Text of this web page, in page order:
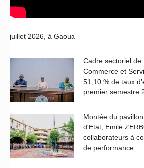
juillet 2026, à Gaoua
Cadre sectoriel de
Commerce et
51,10 % de taux
premier semestre
Montée du
d'Etat, Emile
collaborateurs à
de performance